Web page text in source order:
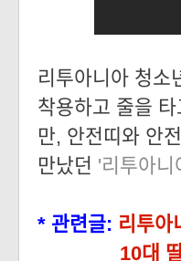
리투아니아 청소
착용하고 줄을
만, 안전띠와 안
만났던 '리투아니
* 관련글: 리투아
10대